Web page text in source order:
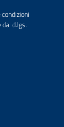
d.lgs.